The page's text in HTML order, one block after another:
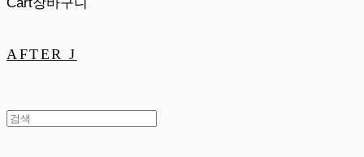
AFTER J